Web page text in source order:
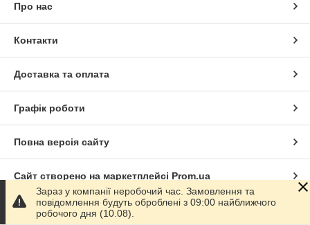
Про нас
Контакти
Доставка та оплата
Графік роботи
Повна версія сайту
Сайт створено на маркетплейсі Prom.ua
Політика конфіденційності
Зараз у компанії неробочий час. Замовлення та
повідомлення будуть оброблені з 09:00 найближчого
робочого дня (10.08).